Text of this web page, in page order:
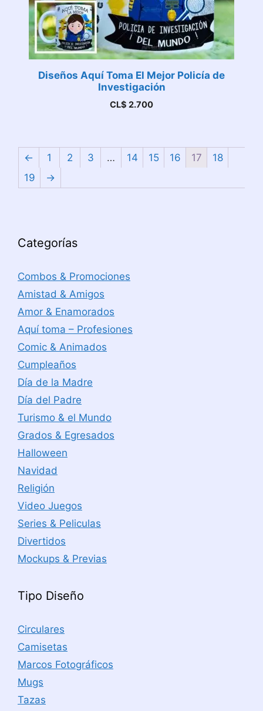
Diseños Aquí Toma El Mejor Policía de
Investigación
CL$ 2.700
← 1 2 3 … 14 15 16 17
18
19
→
Categorías
Combos & Promociones
Amistad & Amigos
Amor & Enamorados
Aquí toma – Profesiones
Comic & Animados
Cumpleaños
Día de la Madre
Día del Padre
Turismo & el Mundo
Grados & Egresados
Halloween
Navidad
Religión
Video Juegos
Series & Peliculas
Divertidos
Mockups & Previas
Tipo Diseño
Circulares
Camisetas
Marcos Fotográficos
Mugs
Tazas